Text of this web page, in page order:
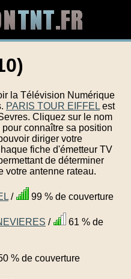
la Télévision Numérique
PARIS TOUR EIFFEL est
Cliquez sur le nom
connaître sa position
diriger votre
fiche d'émetteur TV
de déterminer
votre antenne rateau.
/ 99 % de couverture
/
61 % de
% de couverture